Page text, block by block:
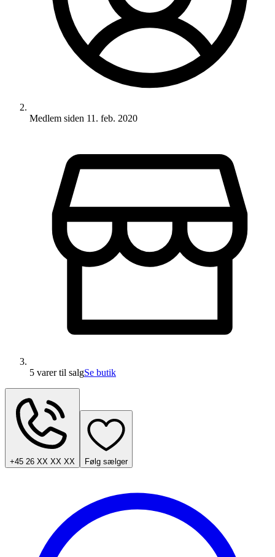
Medlem siden 11. feb. 2020
5 varertil salgSe butik
+45 26 XX XX XX Følg sælger